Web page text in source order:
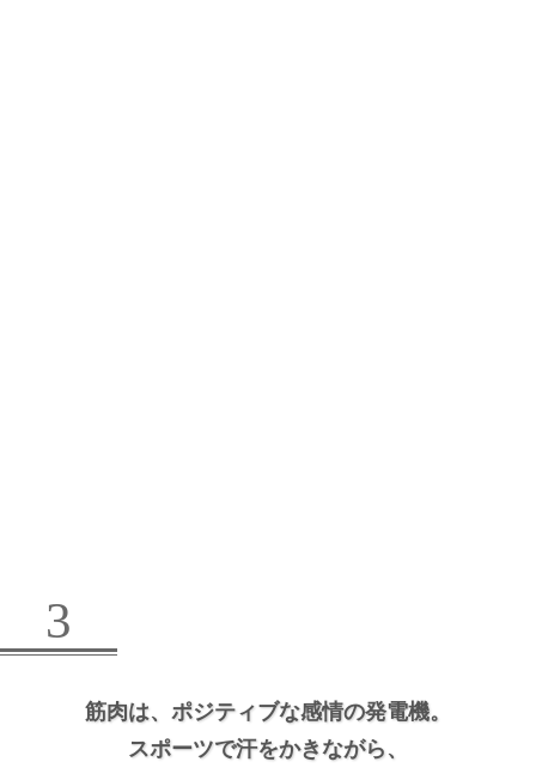
3
筋肉は、 ポジティブな感情の発電機。
スポーツで汗をかきながら、